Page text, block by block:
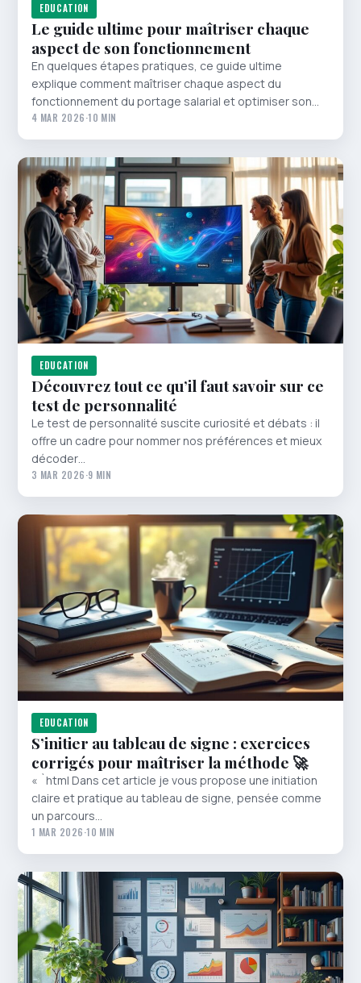
EDUCATION
Le guide ultime pour maîtriser chaque
aspect de son fonctionnement
En quelques étapes pratiques, ce guide ultime
explique comment maîtriser chaque aspect du
fonctionnement du portage salarial et optimiser son…
4 MAR 2026·10 MIN
EDUCATION
Découvrez tout ce qu’il faut savoir sur ce
test de personnalité
Le test de personnalité suscite curiosité et débats : il
offre un cadre pour nommer nos préférences et mieux
décoder…
3 MAR 2026·9 MIN
EDUCATION
S’initier au tableau de signe : exercices
corrigés pour maîtriser la méthode 🚀
« `html Dans cet article je vous propose une initiation
claire et pratique au tableau de signe, pensée comme
un parcours…
1 MAR 2026·10 MIN